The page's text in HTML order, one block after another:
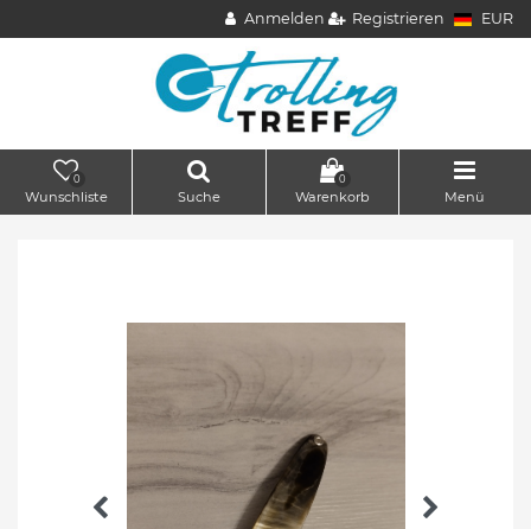
Anmelden Registrieren EUR
0
Wunschliste Suche
0
Warenkorb Menü